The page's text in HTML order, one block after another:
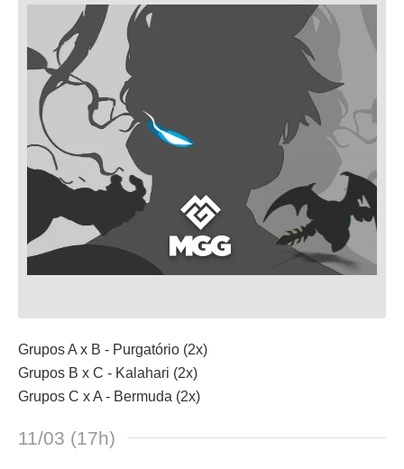
Grupos A x B - Purgatório (2x)
Grupos B x C - Kalahari (2x)
Grupos C x A - Bermuda (2x)
11/03 (17h)